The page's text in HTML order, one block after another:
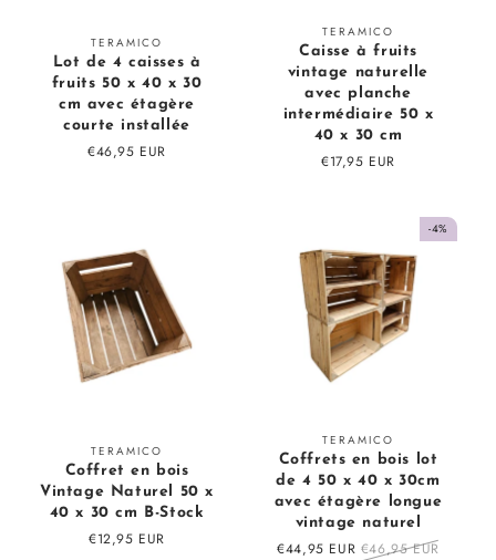
Fournisseur
:
TERAMICO
Lot de 4 caisses à
fruits 50 x 40 x 30
cm avec étagère
courte installée
Prix
€46,95 EUR
Fournisseur
:
TERAMICO
Caisse à fruits
vintage naturelle
avec planche
intermédiaire 50 x
40 x 30 cm
Prix
€17,95 EUR
Fournisseur
:
TERAMICO
Coffret en bois
Vintage Naturel 50 x
40 x 30 cm B-Stock
Prix
€12,95 EUR
-4%
Fournisseur
:
TERAMICO
Coffrets en bois lot
de 4 50 x 40 x 30cm
avec étagère longue
vintage naturel
Prix
€44,95 EUR Prix
€46,95 EUR